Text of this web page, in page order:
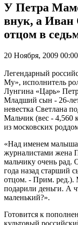
У Петра
внук, а Иван
отцом в
20 Ноября, 2009 00:00
Легендарный
Му», исполнитель
Лунгина «Царь»
Младший сын - 26-
невестка Светлана
Мальчик (вес - 4,560
из московских
«Над именем малыша
журналистами жена
мальчику очень
года назад старший
отцом. - Прим. ред.).
подарили деньги. А
маленький?».
Готовится к
культовый